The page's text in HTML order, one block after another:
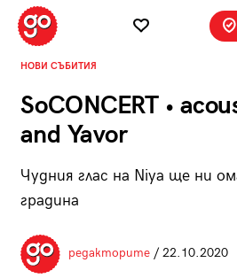
НОВИ СЪБИТИЯ
SoCONCERT •
and Yavor
Чудния глас на Niya ще ни
градина
редакторите/ 22.10.2020